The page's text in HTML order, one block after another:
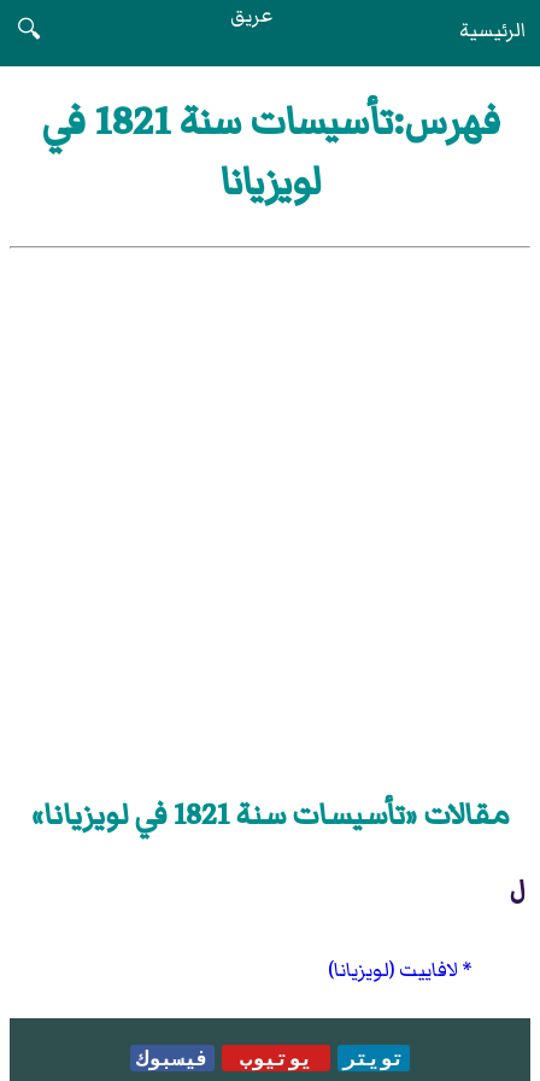
الرئيسية عريق
🔍
فهرس:تأسيسات سنة 1821 في
لويزيانا
مقالات «تأسيسات سنة 1821 في لويزيانا»
ل
لافاييت (لويزيانا)
تويتر يوتيوب فيسبوك